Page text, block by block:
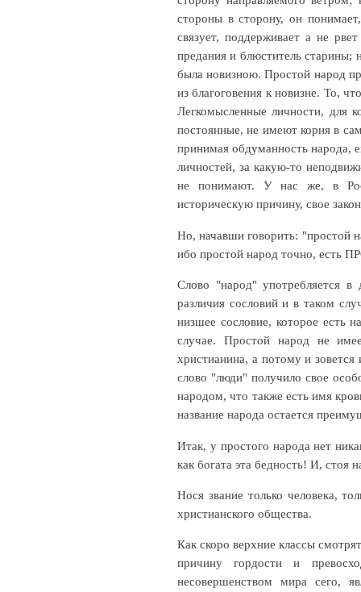
стороны в сторону, он
связует, поддерживает а не
предания и блюститель старины;
была новизною. Простой народ
из благоговения к новизне. То,
Легкомысленные личности, для
постоянные, не имеют корня в
принимая обдуманность народа,
личностей, за какую-то
не понимают. У нас же, в
историческую причину, свое
Но, начавши говорить: "простой
ибо простой народ точно, есть
Слово "народ" употребляется
различия сословий и в таком
низшее сословие, которое есть
случае. Простой народ не
христианина, а потому и
слово "люди" получило свое
народом, что также есть имя
название народа остается
Итак, у простого народа нет
как богата эта бедность! И, стоя
Нося звание только человека,
христианского общества.
Как скоpo верхние классы
причину гордости и
несовершенством мира сего,